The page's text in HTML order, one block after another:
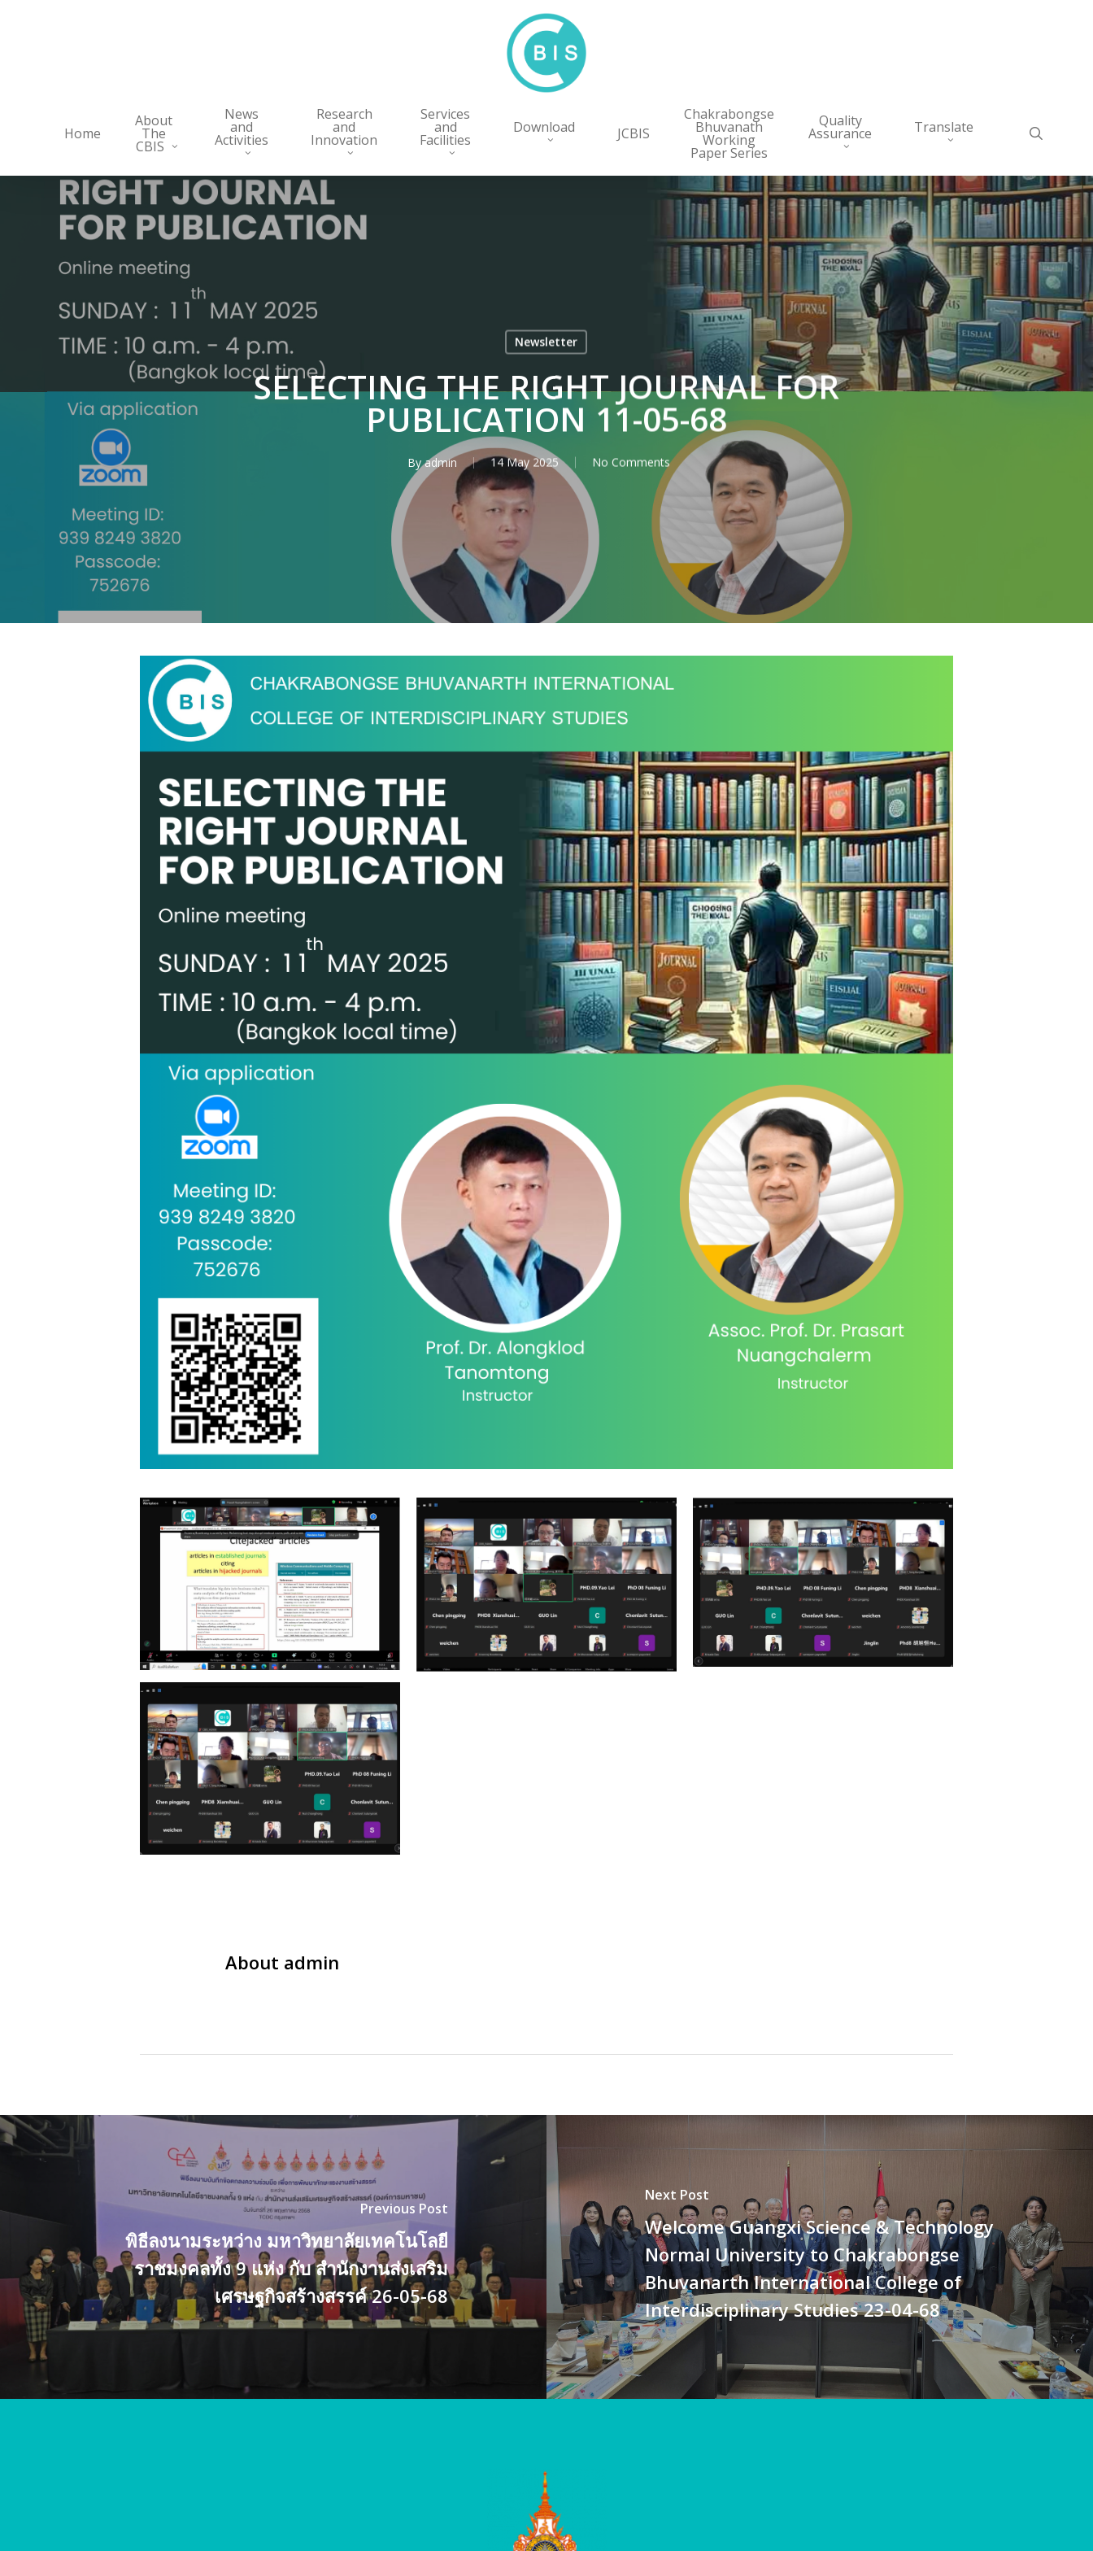
Home
About
The
CBIS
News
and
Activities
Research
and
Innovation
Services
and
Facilities
Download JCBIS
Chakrabongse
Bhuvanath
Working
Paper Series
Quality
Assurance Translate
Newsletter
SELECTING THE RIGHT JOURNAL FOR
PUBLICATION 11-05-68
By admin 14 May 2025 No Comments
About admin
Previous Post
พิธีลงนามระหว่าง มหาวิทยาลัยเทคโนโลยี
ราชมงคลทั้ง 9 แห่ง กับ สำนักงานส่งเสริม
เศรษฐกิจสร้างสรรค์ 26-05-68
Next Post
Welcome Guangxi Science & Technology
Normal University to Chakrabongse
Bhuvanarth International College of
Interdisciplinary Studies 23-04-68